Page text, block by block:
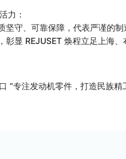
力：
守、可靠保障，代表严谨的
显 REJUSET 焕程立足上海
“专注发动机零件，打造民族